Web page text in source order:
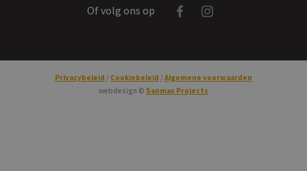
Of volg ons op Facebook
Privacybeleid Cookiebeleid
Algemene voorwaarden
webdesign © Sanmax Projects